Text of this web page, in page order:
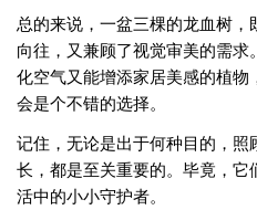
总的来说，一盆三棵的龙血树
向往，又兼顾了视觉审美的需
化空气又能增添家居美感的植
会是个不错的选择。
记住，无论是出于何种目的，
长，都是至关重要的。毕竟，
活中的小小守护者。